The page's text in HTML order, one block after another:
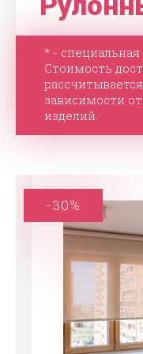
* -
Стоимость
зависимости
изделий.
-30%